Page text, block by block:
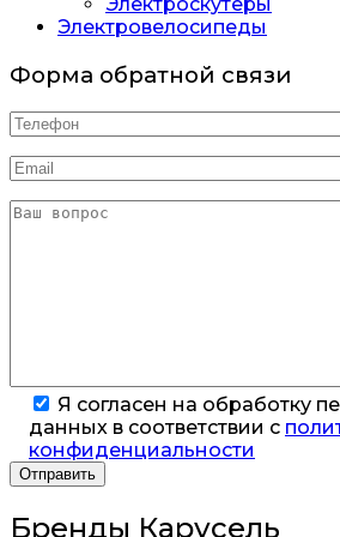
Электроскутеры
Электровелосипеды
Форма обратной связи
Я согласен на обработку
данных в соответствии с
конфиденциальности
Бренды Карусель